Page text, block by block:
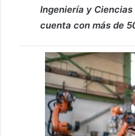
Ingeniería y
cuenta con más de